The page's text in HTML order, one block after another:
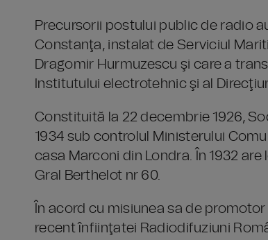
Precursorii postului public de radio
Constanţa, instalat de Serviciul
Dragomir Hurmuzescu şi care a
Institutului electrotehnic şi al
Constituită la 22 decembrie 1926,
1934 sub controlul Ministerului
casa Marconi din Londra. În 1932
Gral Berthelot nr 60.
În acord cu misiunea sa de
recent înfiinţatei Radiodifuziuni